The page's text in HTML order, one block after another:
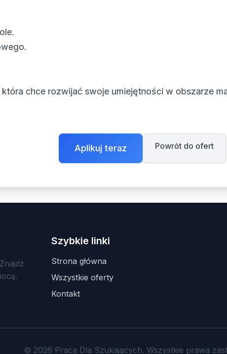
która chce rozwijać swoje umiejętności w obszarze
Aplikuj teraz Powrót do ofert
Szybkie linki
Strona główna
Wszystkie oferty
Kontakt
© 2026 Praca Dla Szukających. Wszystkie prawa